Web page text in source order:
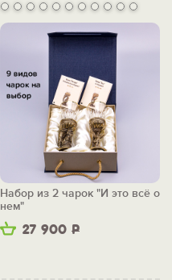
27 900 Р
Набор из 2 чарок "И это всё о
нем"